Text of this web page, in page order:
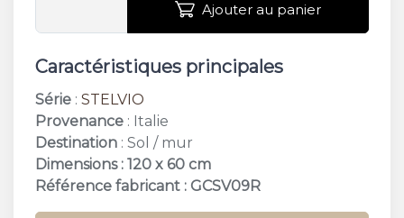
Ajouter au panier
Caractéristiques principales
Série : STELVIO
Provenance : Italie
Destination : Sol / mur
Dimensions : 120 x 60 cm
Référence fabricant : GCSV09R